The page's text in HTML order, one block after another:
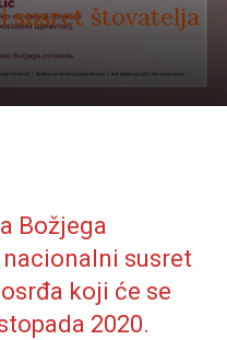
susret štovatelja
Božjega
susret
koji će se
2020.